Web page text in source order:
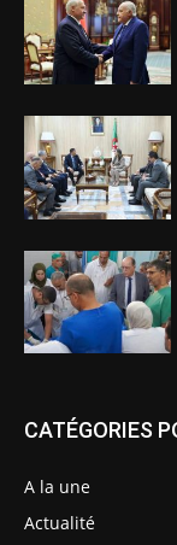
CATÉGORIES
A la une
Actualité